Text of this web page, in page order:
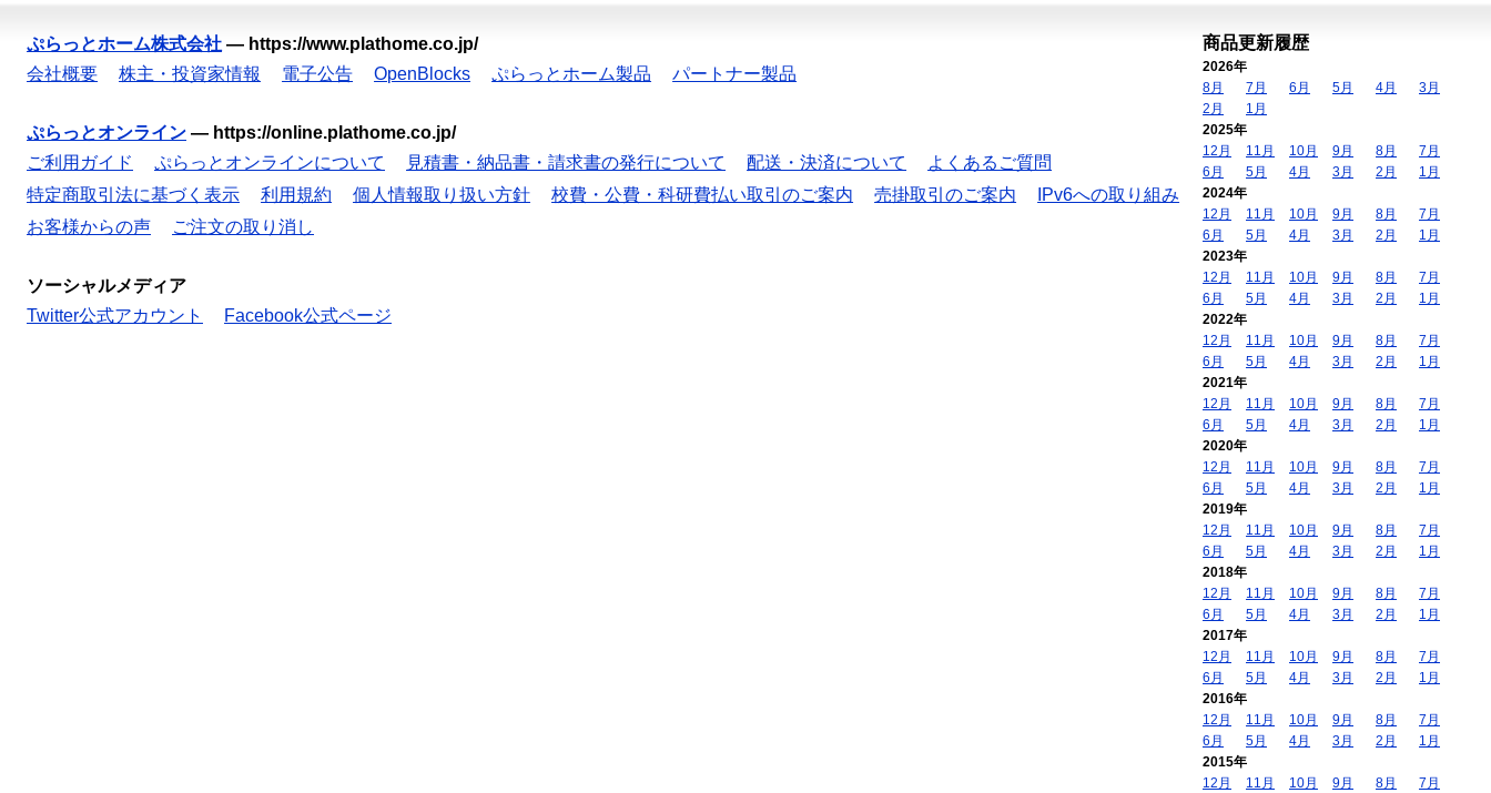
ぷらっとホーム株式会社 — https://www.plathome.co.jp/
会社概要
株主・投資家情報 電子公告 OpenBlocks ぷらっとホーム製品 パートナー製品
ぷらっとオンライン — https://online.plathome.co.jp/
ご利用ガイド
ぷらっとオンラインについて 見積書・納品書・請求書の発行について 配送・決済について
よくあるご質問
特定商取引法に基づく表示
利用規約 個人情報取り扱い方針 校費・公費・科研費払い取引のご案内 売掛取引のご案内
IPv6への取り組み
お客様からの声
ご注文の取り消し
ソーシャルメディア
Twitter公式アカウント
Facebook公式ページ
商品更新履歴
2026年
8月
7月 6月 5月 4月
3月
2月
1月
2025年
12月
11月 10月 9月 8月
7月
6月
5月 4月 3月 2月
1月
2024年
12月
11月 10月 9月 8月
7月
6月
5月 4月 3月 2月
1月
2023年
12月
11月 10月 9月 8月
7月
6月
5月 4月 3月 2月
1月
2022年
12月
11月 10月 9月 8月
7月
6月
5月 4月 3月 2月
1月
2021年
12月
11月 10月 9月 8月
7月
6月
5月 4月 3月 2月
1月
2020年
12月
11月 10月 9月 8月
7月
6月
5月 4月 3月 2月
1月
2019年
12月
11月 10月 9月 8月
7月
6月
5月 4月 3月 2月
1月
2018年
12月
11月 10月 9月 8月
7月
6月
5月 4月 3月 2月
1月
2017年
12月
11月 10月 9月 8月
7月
6月
5月 4月 3月 2月
1月
2016年
12月
11月 10月 9月 8月
7月
6月
5月 4月 3月 2月
1月
2015年
12月
11月 10月 9月 8月 7月